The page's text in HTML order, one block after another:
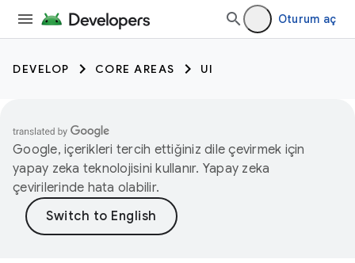
Oturum aç
DEVELOP CORE AREAS UI
Google, içerikleri tercih ettiğiniz dile çevirmek için
yapay zeka teknolojisini kullanır. Yapay zeka
çevirilerinde hata olabilir.